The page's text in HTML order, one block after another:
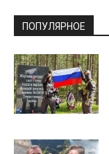
ПОПУЛЯРНОЕ